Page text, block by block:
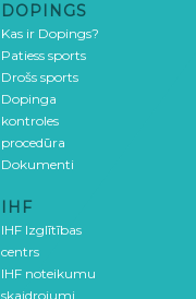
DOPINGS
Kas ir Dopings?
Patiess sports
Drošs sports
Dopinga
kontroles
procedūra
Dokumenti
IHF
IHF Izglītības
centrs
IHF noteikumu
skaidrojumi